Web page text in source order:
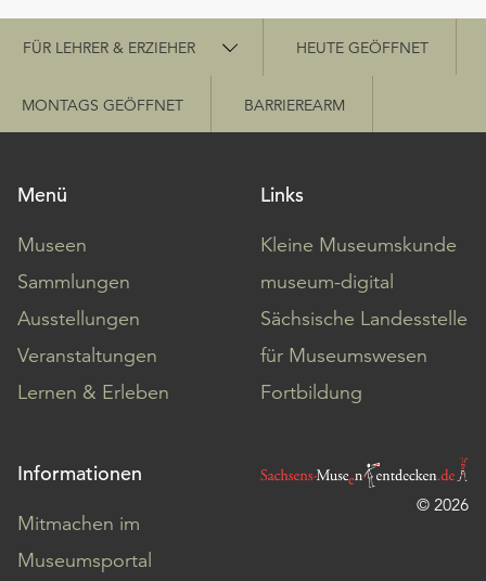
Schnellzugriff
FÜR LEHRER & ERZIEHER HEUTE GEÖFFNET
MONTAGS GEÖFFNET BARRIEREARM
Menü
Museen
Sammlungen
Ausstellungen
Veranstaltungen
Lernen & Erleben
Links
Kleine Museumskunde
museum-digital
Sächsische Landesstelle
für Museumswesen
Fortbildung
Informationen
Mitmachen im
Museumsportal
© 2026